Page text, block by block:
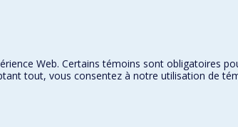
Web. Certains témoins sont obligatoires
tout, vous consentez à notre utilisation de